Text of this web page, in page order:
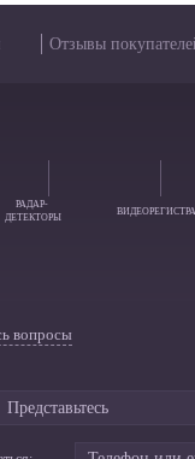
Отзывы
РАДАР-
ДЕТЕКТОРЫ
вопросы